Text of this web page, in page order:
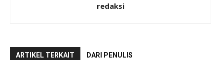
redaksi
ARTIKEL TERKAIT DARI PENULIS